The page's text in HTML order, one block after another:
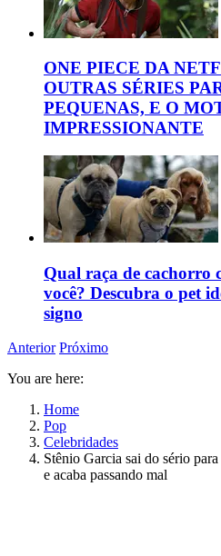
ONE PIECE DA
OUTRAS SÉRIES
PEQUENAS, E O
IMPRESSIONANTE
Qual raça de cachorro
você? Descubra o pet
signo
Anterior Próximo
You are here:
Home
Pop
Celebridades
Stênio Garcia sai do sério
e acaba passando mal